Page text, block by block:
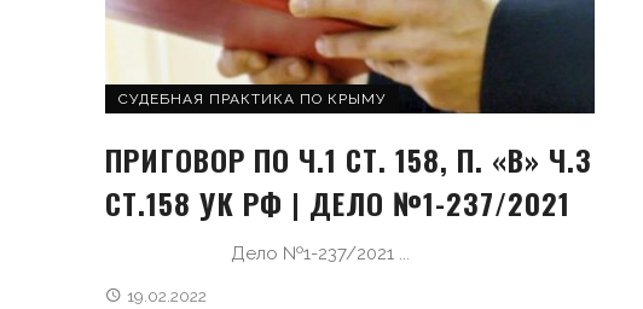
СУДЕБНАЯ ПРАКТИКА ПО КРЫМУ
ПРИГОВОР ПО Ч.1 СТ. 158, П. «В» Ч.3
СТ.158 УК РФ | ДЕЛО №1-237/2021
Дело №1-237/2021 ...
19.02.2022